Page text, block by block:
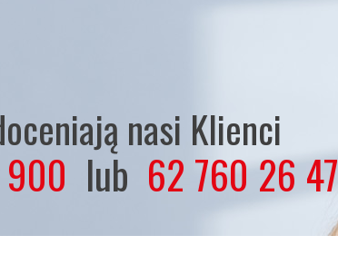
nasi Klienci
lub 62 760 26 47